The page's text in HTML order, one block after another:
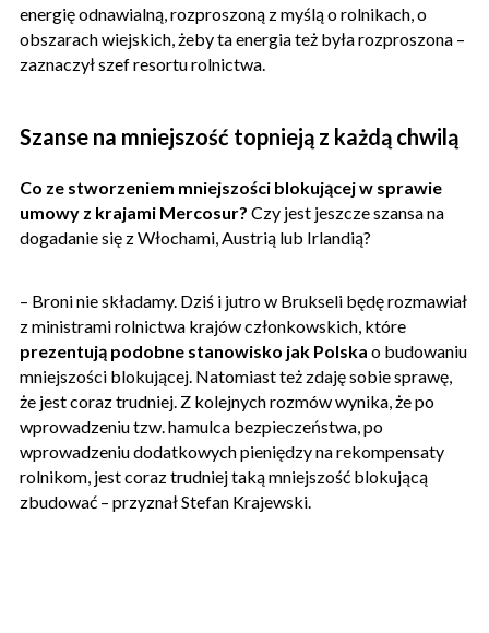
energię odnawialną, rozproszoną z myślą o rolnikach, o
obszarach wiejskich, żeby ta energia też była rozproszona –
zaznaczył szef resortu rolnictwa.
Szanse na mniejszość topnieją z każdą chwilą
Co ze stworzeniem mniejszości blokującej w sprawie
umowy z krajami Mercosur? Czy jest jeszcze szansa na
dogadanie się z Włochami, Austrią lub Irlandią?
– Broni nie składamy. Dziś i jutro w Brukseli będę rozmawiał
z ministrami rolnictwa krajów członkowskich, które
prezentują podobne stanowisko jak Polska o budowaniu
mniejszości blokującej. Natomiast też zdaję sobie sprawę,
że jest coraz trudniej. Z kolejnych rozmów wynika, że po
wprowadzeniu tzw. hamulca bezpieczeństwa, po
wprowadzeniu dodatkowych pieniędzy na rekompensaty
rolnikom, jest coraz trudniej taką mniejszość blokującą
zbudować – przyznał Stefan Krajewski.